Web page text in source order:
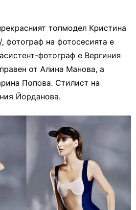
топмодел Кристина
фотограф на фотосесията е
фотограф е Вергиния
от Алина Манова, а
Попова. Стилист на
Йорданова.